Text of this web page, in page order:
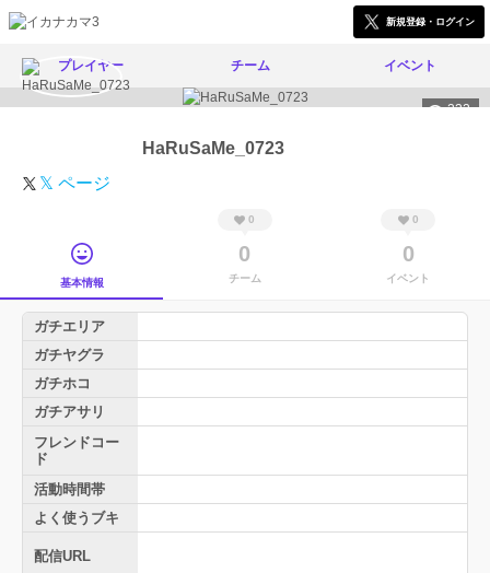
新規登録・ログイン
プレイヤー チーム イベント
232
HaRuSaMe_0723
𝕏 ページ
基本情報
0
0
チーム
0
0
イベント
ガチエリア
ガチヤグラ
ガチホコ
ガチアサリ
フレンドコー
ド
活動時間帯
よく使うブキ
配信URL